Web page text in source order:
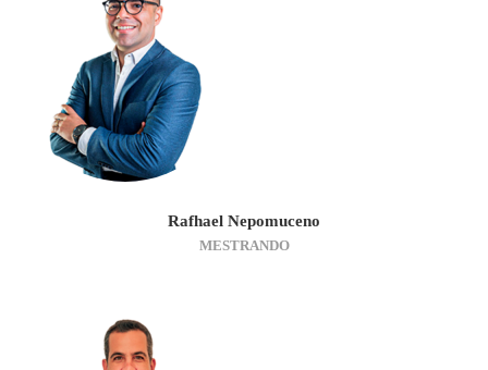
Rafhael Nepomuceno
MESTRANDO